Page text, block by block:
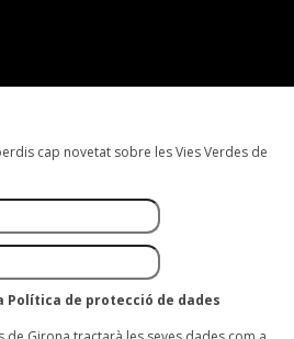
cap novetat sobre les Vies Verdes de
Política de protecció de dades